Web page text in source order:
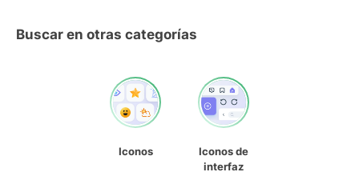
Buscar en otras categorías
Iconos
Iconos de
interfaz